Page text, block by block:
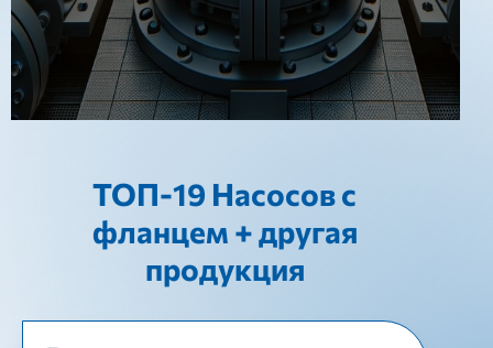
ТОП-19 Насосов с
фланцем + другая
продукция